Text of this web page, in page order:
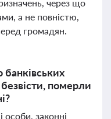
через що
а не повністю,
громадян.
безвісти, померли
законні